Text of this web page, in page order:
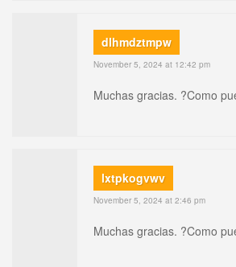
dlhmdztmpw
November 5, 2024 at 12:42 pm
Muchas gracias. ?Como
lxtpkogvwv
November 5, 2024 at 2:46 pm
Muchas gracias. ?Como